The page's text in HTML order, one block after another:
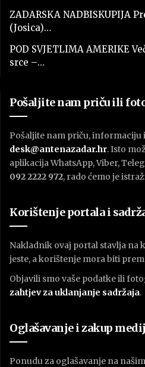
ZADARSKA NADBISKUPIJA
(Josica)…
POD SVJETLIMA AMERIKE
srce –…
Pošaljite nam priču ili
Pošaljite nam priču,
desk@antenazadar.hr. Isto
aplikacija WhatsApp, Viber,
092 2222 972, rado ćemo je
Korištenje portala i
Nakladnik ovaj portal stavlja na
jeste, a korištenje mora biti
Objavili smo vaše podatke ili
zahtjev za uklanjanje sadržaja.
Oglašavanje i zakup
Ponudu za oglašavanje na